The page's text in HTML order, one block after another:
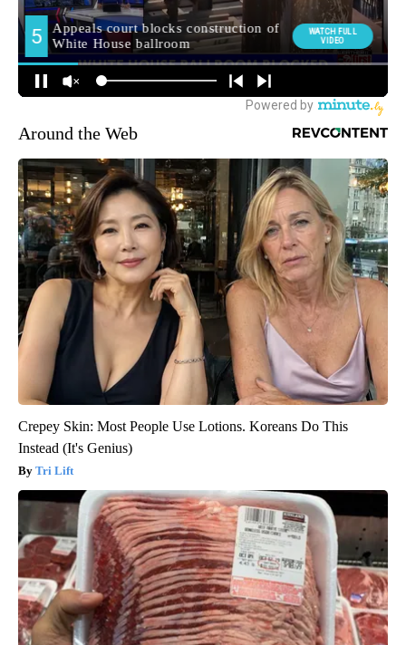
Around the Web
Crepey Skin: Most People Use Lotions. Koreans Do This
Instead (It's Genius)
Tri Lift